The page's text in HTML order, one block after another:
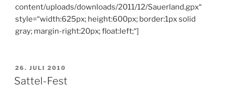
content/uploads/downloads/2011/12/Sauerland.gpx“
style=“width:625px; height:600px; border:1px solid
gray; margin-right:20px; float:left;“]
VERÖFFENTLICHT
AM
26. JULI 2010
Sattel-Fest